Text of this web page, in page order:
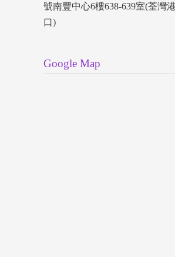
號南豐中心6樓638-639室(荃灣
口)
Google Map